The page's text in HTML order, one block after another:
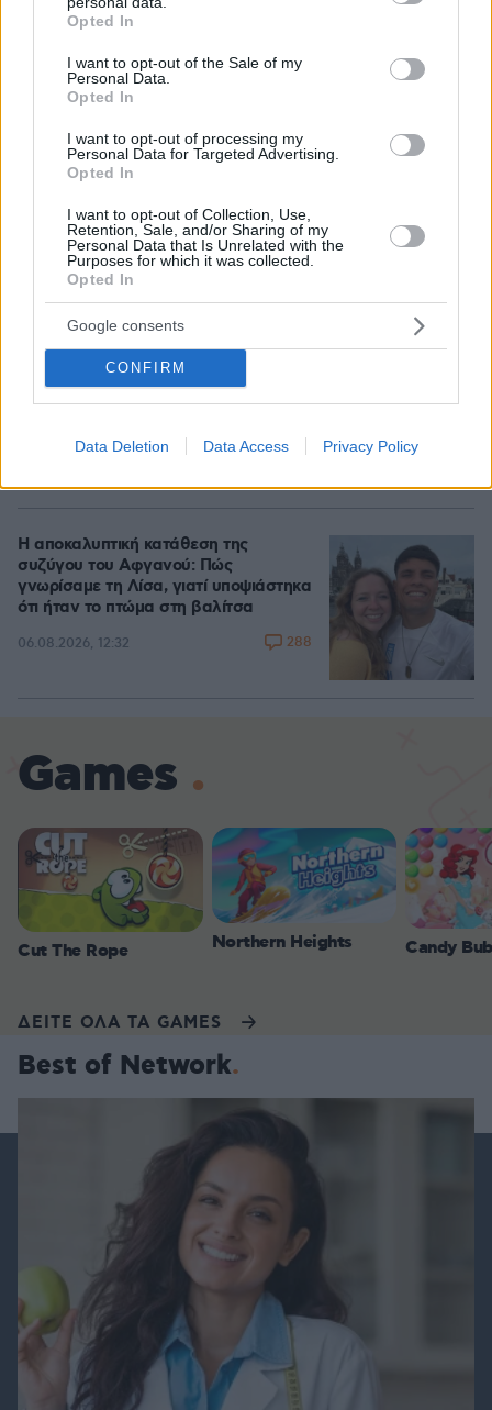
grant or deny consent to Google and its third-party tags to
use your data for below specified purposes in below Google
consent section.
Opted In
I want to opt-out of the Sale of my
Personal Data.
Opted In
I want to opt-out of processing my
Personal Data for Targeted Advertising.
Opted In
I want to opt-out of Collection, Use,
Retention, Sale, and/or Sharing of my
Personal Data that Is Unrelated with the
Purposes for which it was collected.
Opted In
Google consents
CONFIRM
Data Deletion Data Access Privacy Policy
Φάουτσι και άλλα ιδιωτικά, αρνήθηκε
Κογκρέσο
06.08.2026, 21:40
Πέθανε το άσπρο κουτάβι που
συμβίωνε με αγέλη λύκων στην
Κεντρική Μακεδονία: Καλό ταξίδι
μικρέ, δείτε βίντεο
06.08.2026, 16:39 159
Νεαρή γυναίκα με ακατέργαστη
ομορφιά από την Αιθιοπία έγινε viral,
06.08.2026, 09:18 364
Η αποκαλυπτική κατάθεση της
συζύγου του Αφγανού: Πώς
γνωρίσαμε τη Λίσα, γιατί υποψιάστηκα
ότι ήταν το πτώμα στη βαλίτσα
06.08.2026, 12:32 288
Games
Cut The Rope Northern Heights Candy
ΔΕΙΤΕ ΟΛΑ ΤΑ GAMES
Best of Network